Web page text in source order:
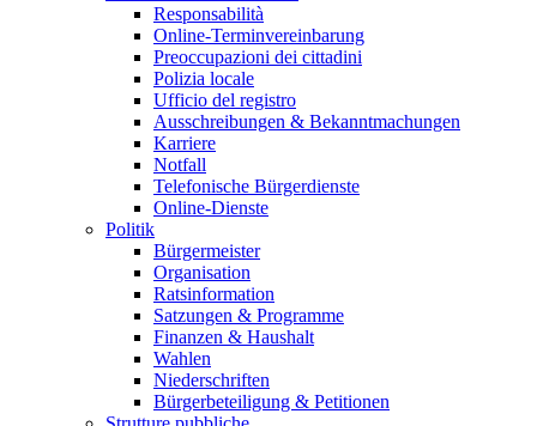
Responsabilità
Online-Terminvereinbarung
Preoccupazioni dei cittadini
Polizia locale
Ufficio del registro
Ausschreibungen & Bekanntmachungen
Karriere
Notfall
Telefonische Bürgerdienste
Online-Dienste
Politik
Bürgermeister
Organisation
Ratsinformation
Satzungen & Programme
Finanzen & Haushalt
Wahlen
Niederschriften
Bürgerbeteiligung & Petitionen